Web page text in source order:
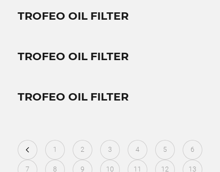
TROFEO OIL FILTER
TROFEO OIL FILTER
TROFEO OIL FILTER
1 2 3 4 5 6
7 8 9 10 11 12 13